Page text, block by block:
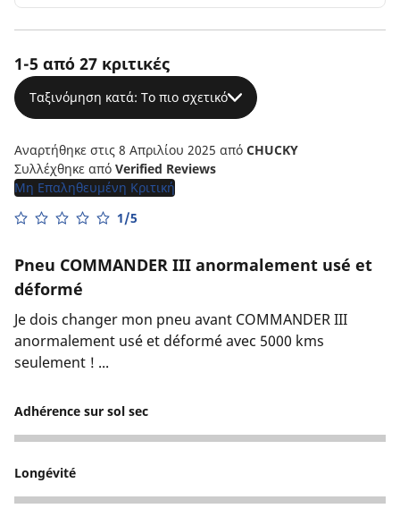
1-5 από 27 κριτικές
Ταξινόμηση κατά: Το πιο σχετικό
Αναρτήθηκε στις 8 Απριλίου 2025 από CHUCKY
Συλλέχθηκε από Verified Reviews
Μη Επαληθευμένη Κριτική
1/5
Pneu COMMANDER III anormalement usé et
déformé
Je dois changer mon pneu avant COMMANDER III
anormalement usé et déformé avec 5000 kms
seulement ! ...
Adhérence sur sol sec
4
Longévité
1